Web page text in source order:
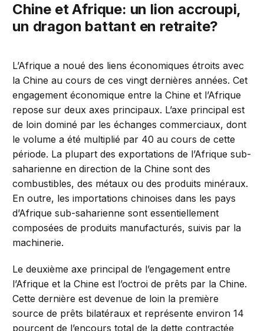
Chine et Afrique: un lion accroupi,
un dragon battant en retraite?
L’Afrique a noué des liens économiques étroits avec
la Chine au cours de ces vingt dernières années. Cet
engagement économique entre la Chine et l’Afrique
repose sur deux axes principaux. L’axe principal est
de loin dominé par les échanges commerciaux, dont
le volume a été multiplié par 40 au cours de cette
période. La plupart des exportations de l’Afrique sub-
saharienne en direction de la Chine sont des
combustibles, des métaux ou des produits minéraux.
En outre, les importations chinoises dans les pays
d’Afrique sub-saharienne sont essentiellement
composées de produits manufacturés, suivis par la
machinerie.
Le deuxième axe principal de l’engagement entre
l’Afrique et la Chine est l’octroi de prêts par la Chine.
Cette dernière est devenue de loin la première
source de prêts bilatéraux et représente environ 14
pourcent de l’encours total de la dette contractée